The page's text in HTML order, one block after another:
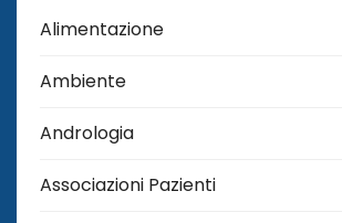
Alimentazione
Ambiente
Andrologia
Associazioni Pazienti